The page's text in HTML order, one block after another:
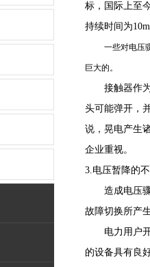
标，国际上至
持续时间为
一些对电压
巨大的。
接触器作
头可能弹开，
说，晃电产生
企业重视。
3.电压暂降的
造成电压
故障切换所产
电力用户
的设备具有良